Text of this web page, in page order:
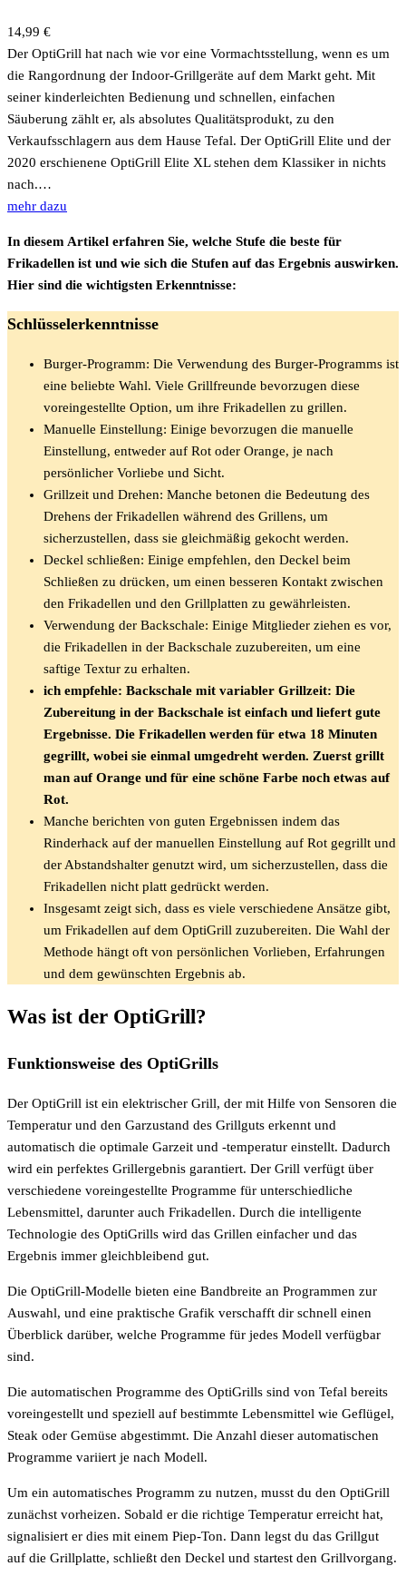
14,99 €
Der OptiGrill hat nach wie vor eine Vormachtsstellung, wenn es um
die Rangordnung der Indoor-Grillgeräte auf dem Markt geht. Mit
seiner kinderleichten Bedienung und schnellen, einfachen
Säuberung zählt er, als absolutes Qualitätsprodukt, zu den
Verkaufsschlagern aus dem Hause Tefal. Der OptiGrill Elite und der
2020 erschienene OptiGrill Elite XL stehen dem Klassiker in nichts
nach.…
mehr dazu
In diesem Artikel erfahren Sie, welche Stufe die beste für
Frikadellen ist und wie sich die Stufen auf das Ergebnis auswirken.
Hier sind die wichtigsten Erkenntnisse:
Schlüsselerkenntnisse
Burger-Programm: Die Verwendung des Burger-Programms ist
eine beliebte Wahl. Viele Grillfreunde bevorzugen diese
voreingestellte Option, um ihre Frikadellen zu grillen.
Manuelle Einstellung: Einige bevorzugen die manuelle
Einstellung, entweder auf Rot oder Orange, je nach
persönlicher Vorliebe und Sicht.
Grillzeit und Drehen: Manche betonen die Bedeutung des
Drehens der Frikadellen während des Grillens, um
sicherzustellen, dass sie gleichmäßig gekocht werden.
Deckel schließen: Einige empfehlen, den Deckel beim
Schließen zu drücken, um einen besseren Kontakt zwischen
den Frikadellen und den Grillplatten zu gewährleisten.
Verwendung der Backschale: Einige Mitglieder ziehen es vor,
die Frikadellen in der Backschale zuzubereiten, um eine
saftige Textur zu erhalten.
ich empfehle: Backschale mit variabler Grillzeit: Die
Zubereitung in der Backschale ist einfach und liefert gute
Ergebnisse. Die Frikadellen werden für etwa 18 Minuten
gegrillt, wobei sie einmal umgedreht werden. Zuerst grillt
man auf Orange und für eine schöne Farbe noch etwas auf
Rot.
Manche berichten von guten Ergebnissen indem das
Rinderhack auf der manuellen Einstellung auf Rot gegrillt und
der Abstandshalter genutzt wird, um sicherzustellen, dass die
Frikadellen nicht platt gedrückt werden.
Insgesamt zeigt sich, dass es viele verschiedene Ansätze gibt,
um Frikadellen auf dem OptiGrill zuzubereiten. Die Wahl der
Methode hängt oft von persönlichen Vorlieben, Erfahrungen
und dem gewünschten Ergebnis ab.
Was ist der OptiGrill?
Funktionsweise des OptiGrills
Der OptiGrill ist ein elektrischer Grill, der mit Hilfe von Sensoren die
Temperatur und den Garzustand des Grillguts erkennt und
automatisch die optimale Garzeit und -temperatur einstellt. Dadurch
wird ein perfektes Grillergebnis garantiert. Der Grill verfügt über
verschiedene voreingestellte Programme für unterschiedliche
Lebensmittel, darunter auch Frikadellen. Durch die intelligente
Technologie des OptiGrills wird das Grillen einfacher und das
Ergebnis immer gleichbleibend gut.
Die OptiGrill-Modelle bieten eine Bandbreite an Programmen zur
Auswahl, und eine praktische Grafik verschafft dir schnell einen
Überblick darüber, welche Programme für jedes Modell verfügbar
sind.
Die automatischen Programme des OptiGrills sind von Tefal bereits
voreingestellt und speziell auf bestimmte Lebensmittel wie Geflügel,
Steak oder Gemüse abgestimmt. Die Anzahl dieser automatischen
Programme variiert je nach Modell.
Um ein automatisches Programm zu nutzen, musst du den OptiGrill
zunächst vorheizen. Sobald er die richtige Temperatur erreicht hat,
signalisiert er dies mit einem Piep-Ton. Dann legst du das Grillgut
auf die Grillplatte, schließt den Deckel und startest den Grillvorgang.